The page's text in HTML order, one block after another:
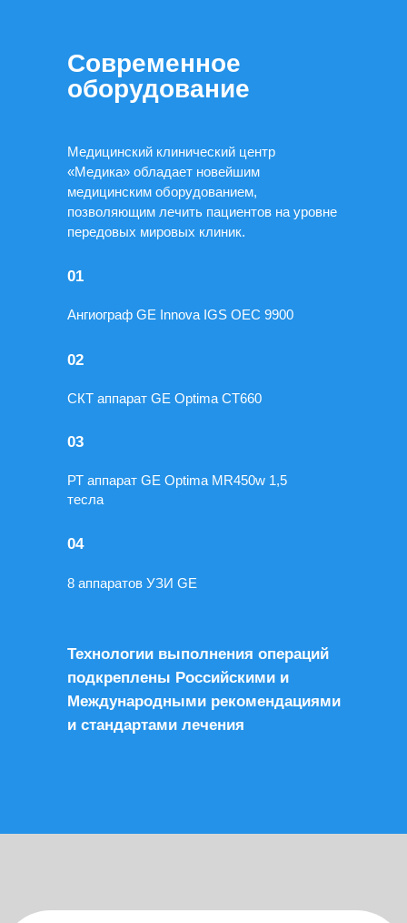
Ангиограф GE Innova IGS OEC 9900
Медицинский клинический центр
«Медика» обладает новейшим
медицинским оборудованием,
позволяющим лечить пациентов на уровне
передовых мировых клиник.
Технологии выполнения операций
подкреплены Российскими и
Международными рекомендациями
и стандартами лечения
Современное
оборудование
СКТ аппарат GE Optima CT660
РТ аппарат GE Optima MR450w 1,5
тесла
8 аппаратов УЗИ GE
01
02
03
04
ИНОБЛАСТНЫМ ПАЦИЕНТАМ